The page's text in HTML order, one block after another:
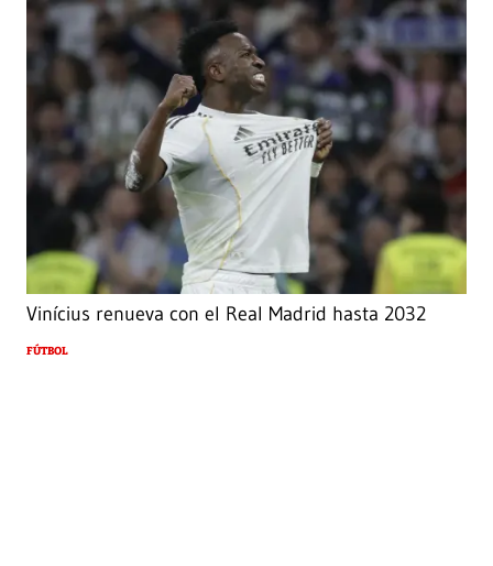
Vinícius renueva con el Real Madrid hasta 2032
FÚTBOL